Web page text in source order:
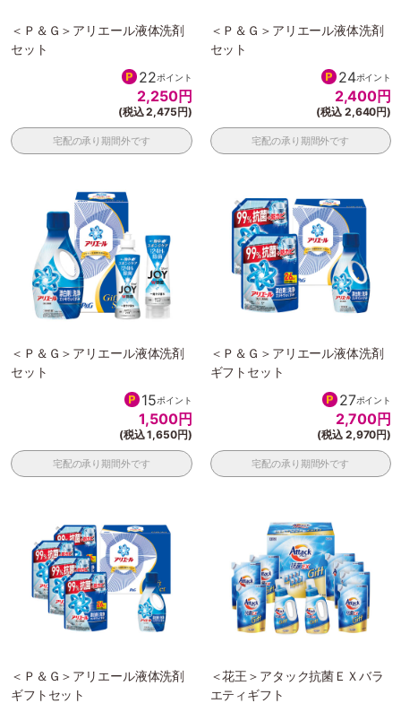
＜Ｐ＆Ｇ＞アリエール液体洗剤
セット
22ポイント
2,250円
(税込 2,475円)
宅配の承り期間外です
＜Ｐ＆Ｇ＞アリエール液体洗剤
セット
24ポイント
2,400円
(税込 2,640円)
宅配の承り期間外です
＜Ｐ＆Ｇ＞アリエール液体洗剤
セット
15ポイント
1,500円
(税込 1,650円)
宅配の承り期間外です
＜Ｐ＆Ｇ＞アリエール液体洗剤
ギフトセット
27ポイント
2,700円
(税込 2,970円)
宅配の承り期間外です
＜Ｐ＆Ｇ＞アリエール液体洗剤
ギフトセット
＜花王＞アタック抗菌ＥＸバラ
エティギフト